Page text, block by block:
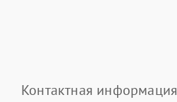
Контактная информация